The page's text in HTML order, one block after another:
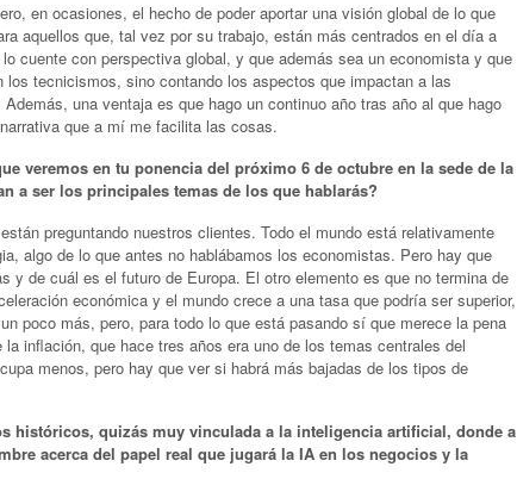
en ocasiones, el hecho de poder aportar una visión global de lo que
aquellos que, tal vez por su trabajo, están más centrados en el día a
cuente con perspectiva global, y que además sea un economista y que
los tecnicismos, sino contando los aspectos que impactan a las
una ventaja es que hago un continuo año tras año al que hago
que a mí me facilita las cosas.
veremos en tu ponencia del próximo 6 de octubre en la sede de la
a ser los principales temas de los que hablarás?
preguntando nuestros clientes. Todo el mundo está relativamente
algo de lo que antes no hablábamos los economistas. Pero hay que
y de cuál es el futuro de Europa. El otro elemento es que no termina de
económica y el mundo crece a una tasa que podría ser superior,
poco más, pero, para todo lo que está pasando sí que merece la pena
inflación, que hace tres años era uno de los temas centrales del
menos, pero hay que ver si habrá más bajadas de los tipos de
históricos, quizás muy vinculada a la inteligencia artificial, donde a
acerca del papel real que jugará la IA en los negocios y la